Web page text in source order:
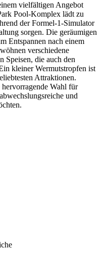
vielfältigen Angebot
Pool-Komplex lädt zu
der Formel-1-Simulator
sorgen. Die geräumigen
Entspannen nach einem
verschiedene
Speisen, die auch den
kleiner Wermutstropfen ist
Attraktionen.
Wahl für
und